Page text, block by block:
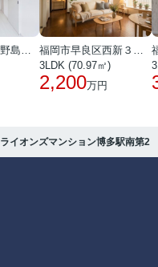
3LDK (70.97㎡)
2,200万円
ライオンズマンション博多駅南第2